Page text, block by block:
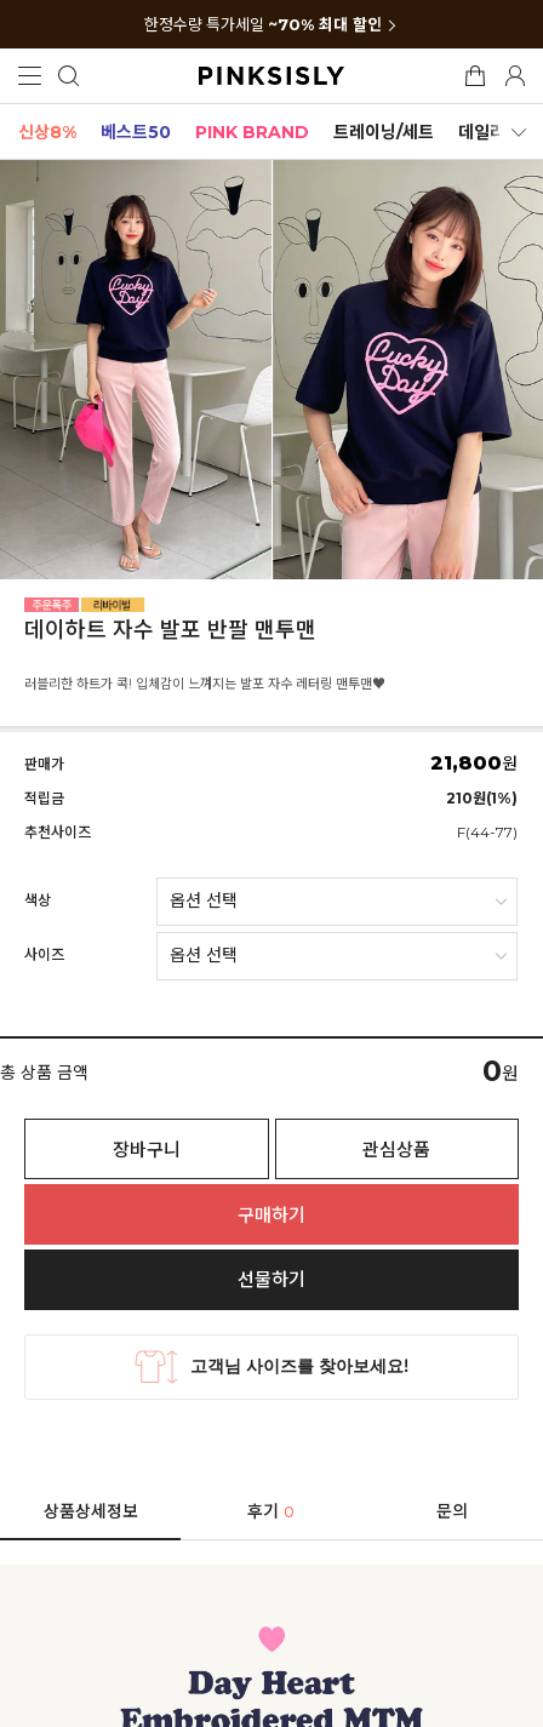
한정수량 특가세일 ~70% 최대 할인
신상8% 베스트50 PINK BRAND 트레이닝/세트 데일리세트
데이하트 자수 발포 반팔 맨투맨
러블리한 하트가 콕! 입체감이 느껴지는 발포 자수 레터링 맨투맨♥
판매가 21,800원
적립금
210원(1%)
추천사이즈
F(44-77)
색상
사이즈
총 상품 금액 0원
장바구니 관심상품
구매하기
선물하기
상품상세정보 후기0 문의